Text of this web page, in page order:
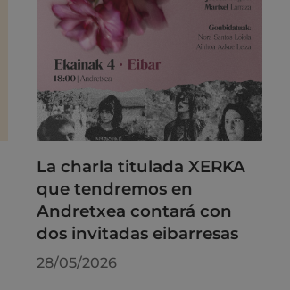
La charla titulada XERKA
que tendremos en
Andretxea contará con
dos invitadas eibarresas
28/05/2026